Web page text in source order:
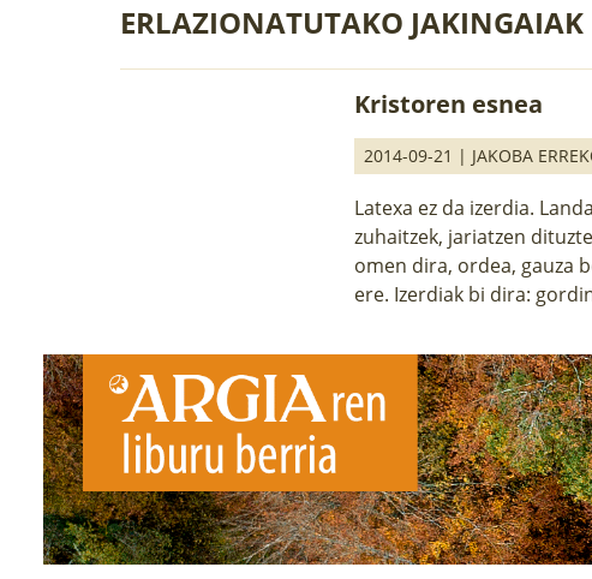
ERLAZIONATUTAKO JAKINGAIAK
Kristoren esnea
2014-09-21 | JAKOBA
Latexa ez da izerdia.
zuhaitzek, jariatzen
omen dira, ordea, gauza
ere. Izerdiak bi dira: